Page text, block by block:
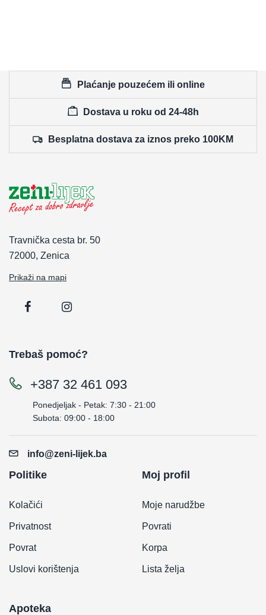
Plaćanje pouzećem ili online
Dostava u roku od 24-48h
Besplatna dostava za iznos preko 100KM
Travnička cesta br. 50
72000, Zenica
Prikaži na mapi
Trebaš pomoć?
+387 32 461 093
Ponedjeljak - Petak: 7:30 - 21:00
Subota: 09:00 - 18:00
info@zeni-lijek.ba
Politike
Kolačići
Privatnost
Povrat
Uslovi korištenja
Moj profil
Moje narudžbe
Povrati
Korpa
Lista želja
Apoteka